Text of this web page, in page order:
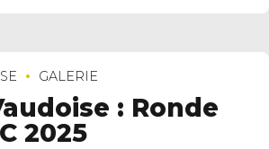
GALERIE
: Ronde
2025